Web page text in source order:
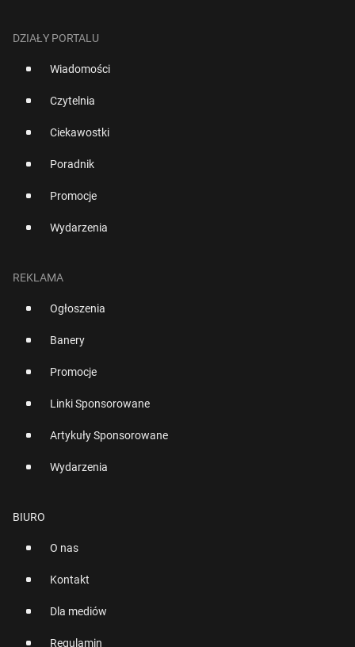
DZIAŁY PORTALU
Wiadomości
Czytelnia
Ciekawostki
Poradnik
Promocje
Wydarzenia
REKLAMA
Ogłoszenia
Banery
Promocje
Linki Sponsorowane
Artykuły Sponsorowane
Wydarzenia
BIURO
O nas
Kontakt
Dla mediów
Regulamin